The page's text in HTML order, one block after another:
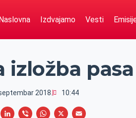
Izdvajamo Vesti
izložba
2018. 10:44
M
L
V
W
X